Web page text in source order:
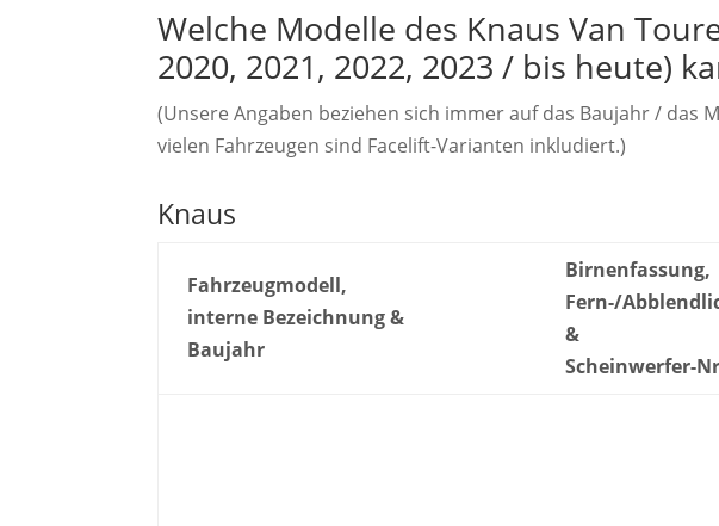
Welche Modelle des Knaus Van
2020, 2021, 2022, 2023 / bis heute)
(Unsere Angaben beziehen sich immer auf das Baujahr /
vielen Fahrzeugen sind Facelift-Varianten inkludiert.)
Knaus
Fahrzeugmodell,
interne Bezeichnung &
Baujahr
Birnenfassung,
Fern-/
&
Scheinwerfer-